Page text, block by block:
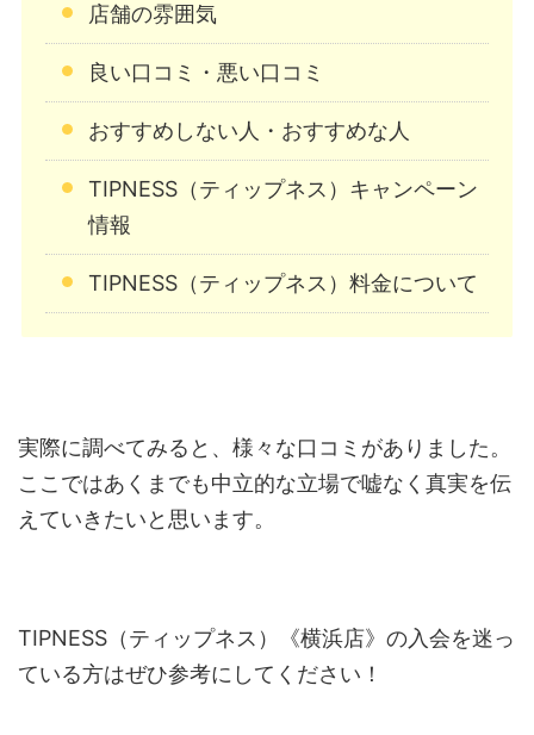
店舗の雰囲気
良い口コミ・悪い口コミ
おすすめしない人・おすすめな人
TIPNESS（ティップネス）キャンペーン
情報
TIPNESS（ティップネス）料金について
実際に調べてみると、様々な口コミがありました。
ここではあくまでも中立的な立場で嘘なく真実を伝
えていきたいと思います。
TIPNESS（ティップネス）《横浜店》の入会を迷っ
ている方はぜひ参考にしてください！